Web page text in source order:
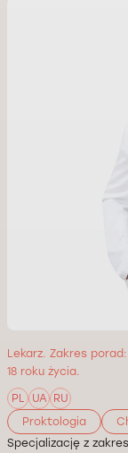
Lekarz. Zakres
18 roku życia.
PL UA
RU
Proktologia
Specjalizację z